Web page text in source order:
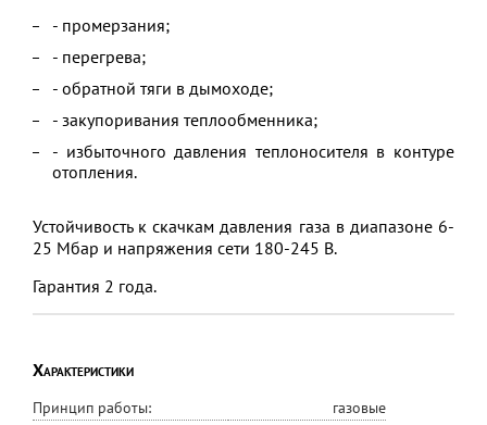
- промерзания;
- перегрева;
- обратной тяги в дымоходе;
- закупоривания теплообменника;
- избыточного давления теплоносителя в контуре
отопления.
Устойчивость к скачкам давления газа в диапазоне 6-
25 Мбар и напряжения сети 180-245 В.
Гарантия 2 года.
Характеристики
Принцип работы:
газовые